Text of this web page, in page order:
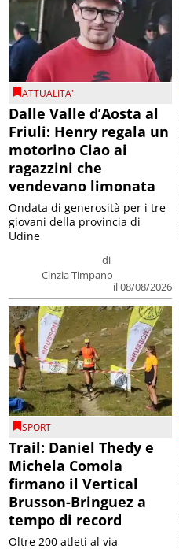
ATTUALITA'
Dalle Valle d’Aosta al
Friuli: Henry regala un
motorino Ciao ai
ragazzini che
vendevano limonata
di
Cinzia Timpano
il 08/08/2026
Ondata di generosità per i tre
giovani della provincia di
Udine
SPORT
Trail: Daniel Thedy e
Michela Comola
firmano il Vertical
Brusson-Bringuez a
tempo di record
Oltre 200 atleti al via